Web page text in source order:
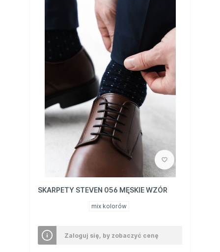
SKARPETY STEVEN 056 MĘSKIE WZÓR
mix kolorów
Zaloguj się, by zobaczyć cenę